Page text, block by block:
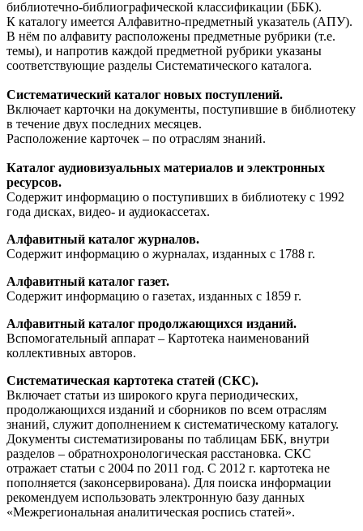
библиотечно-библиографической классификации (ББК).
К каталогу имеется Алфавитно-предметный указатель (АПУ).
В нём по алфавиту расположены предметные рубрики (т.е.
темы), и напротив каждой предметной рубрики указаны
соответствующие разделы Систематического каталога.
Систематический каталог новых поступлений.
Включает карточки на документы, поступившие в библиотеку
в течение двух последних месяцев.
Расположение карточек – по отраслям знаний.
Каталог аудиовизуальных материалов и электронных
ресурсов.
Содержит информацию о поступивших в библиотеку с 1992
года дисках, видео- и аудиокассетах.
Алфавитный каталог журналов.
Содержит информацию о журналах, изданных с 1788 г.
Алфавитный каталог газет.
Содержит информацию о газетах, изданных с 1859 г.
Алфавитный каталог продолжающихся изданий.
Вспомогательный аппарат – Картотека наименований
коллективных авторов.
Систематическая картотека статей (СКС).
Включает статьи из широкого круга периодических,
продолжающихся изданий и сборников по всем отраслям
знаний, служит дополнением к систематическому каталогу.
Документы систематизированы по таблицам ББК, внутри
разделов – обратнохронологическая расстановка. СКС
отражает статьи с 2004 по 2011 год. С 2012 г. картотека не
пополняется (законсервирована). Для поиска информации
рекомендуем использовать электронную базу данных
«Межрегиональная аналитическая роспись статей».